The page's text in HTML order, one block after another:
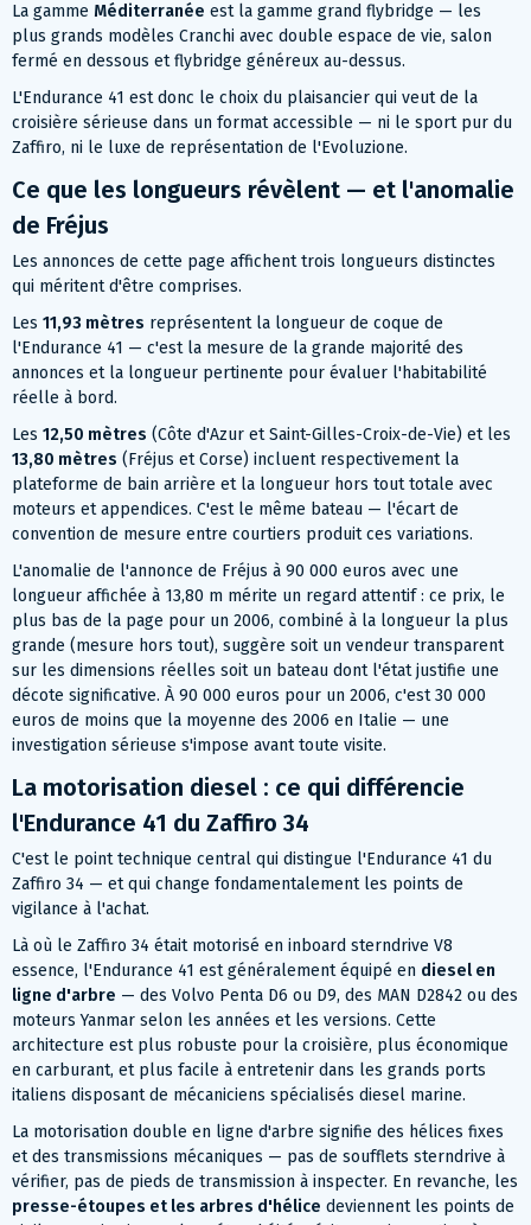
La gamme Méditerranée est la gamme grand flybridge — les
plus grands modèles Cranchi avec double espace de vie, salon
fermé en dessous et flybridge généreux au-dessus.
L'Endurance 41 est donc le choix du plaisancier qui veut de la
croisière sérieuse dans un format accessible — ni le sport pur du
Zaffiro, ni le luxe de représentation de l'Evoluzione.
Ce que les longueurs révèlent — et l'anomalie
de Fréjus
Les annonces de cette page affichent trois longueurs distinctes
qui méritent d'être comprises.
Les 11,93 mètres représentent la longueur de coque de
l'Endurance 41 — c'est la mesure de la grande majorité des
annonces et la longueur pertinente pour évaluer l'habitabilité
réelle à bord.
Les 12,50 mètres (Côte d'Azur et Saint-Gilles-Croix-de-Vie) et les
13,80 mètres (Fréjus et Corse) incluent respectivement la
plateforme de bain arrière et la longueur hors tout totale avec
moteurs et appendices. C'est le même bateau — l'écart de
convention de mesure entre courtiers produit ces variations.
L'anomalie de l'annonce de Fréjus à 90 000 euros avec une
longueur affichée à 13,80 m mérite un regard attentif : ce prix, le
plus bas de la page pour un 2006, combiné à la longueur la plus
grande (mesure hors tout), suggère soit un vendeur transparent
sur les dimensions réelles soit un bateau dont l'état justifie une
décote significative. À 90 000 euros pour un 2006, c'est 30 000
euros de moins que la moyenne des 2006 en Italie — une
investigation sérieuse s'impose avant toute visite.
La motorisation diesel : ce qui différencie
l'Endurance 41 du Zaffiro 34
C'est le point technique central qui distingue l'Endurance 41 du
Zaffiro 34 — et qui change fondamentalement les points de
vigilance à l'achat.
Là où le Zaffiro 34 était motorisé en inboard sterndrive V8
essence, l'Endurance 41 est généralement équipé en diesel en
ligne d'arbre — des Volvo Penta D6 ou D9, des MAN D2842 ou des
moteurs Yanmar selon les années et les versions. Cette
architecture est plus robuste pour la croisière, plus économique
en carburant, et plus facile à entretenir dans les grands ports
italiens disposant de mécaniciens spécialisés diesel marine.
La motorisation double en ligne d'arbre signifie des hélices fixes
et des transmissions mécaniques — pas de soufflets sterndrive à
vérifier, pas de pieds de transmission à inspecter. En revanche, les
presse-étoupes et les arbres d'hélice deviennent les points de